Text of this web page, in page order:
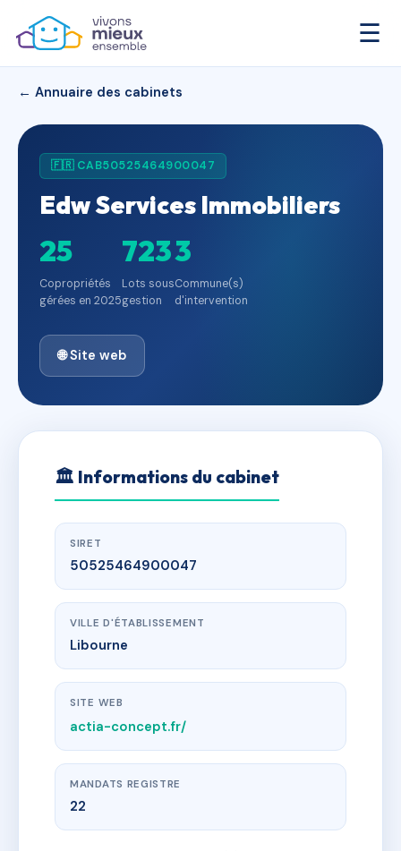
☰
← Annuaire des cabinets
🇫🇷 CAB50525464900047
Edw Services Immobiliers
25
Copropriétés
gérées en 2025
723
Lots sous
gestion
3
Commune(s)
d'intervention
🌐 Site web
🏛 Informations du cabinet
SIRET
50525464900047
VILLE D'ÉTABLISSEMENT
Libourne
SITE WEB
actia-concept.fr/
MANDATS REGISTRE
22